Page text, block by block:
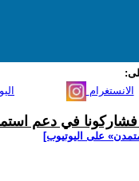
الانستغرام
فشاركونا في دعم
على اليوتيوب]